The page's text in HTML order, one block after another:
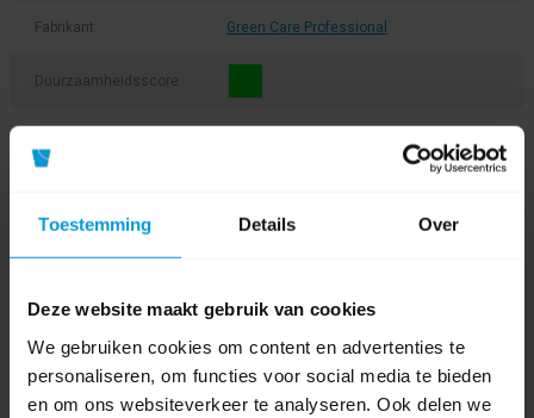
Toestemming Details Over
Deze website maakt gebruik van cookies
We gebruiken cookies om content en advertenties te
personaliseren, om functies voor social media te bieden
en om ons websiteverkeer te analyseren. Ook delen we
Fabrikant: Green Care Professional
Duurzaamheidsscore
Product labels